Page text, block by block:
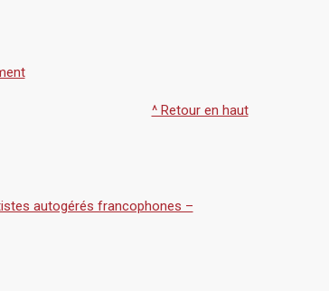
^ Retour en haut
autogérés francophones –